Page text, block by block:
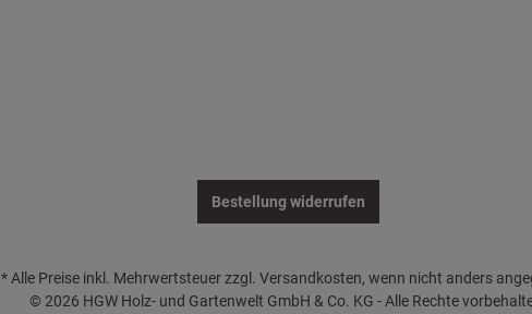
Bestellung widerrufen
* Alle Preise inkl. Mehrwertsteuer zzgl. Versandkosten, wenn nicht anders
© 2026 HGW Holz- und Gartenwelt GmbH & Co. KG - Alle Rechte